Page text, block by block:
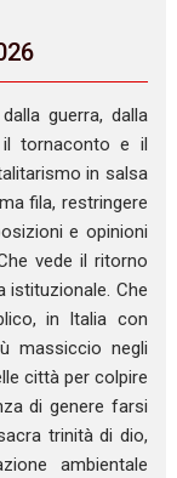
guerra, dalla
tornaconto e il
in salsa
fila, restringere
e opinioni
vede il ritorno
istituzionale. Che
in Italia con
massiccio negli
città per colpire
di genere farsi
trinità di dio,
ambientale